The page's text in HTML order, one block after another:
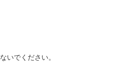
いでください。